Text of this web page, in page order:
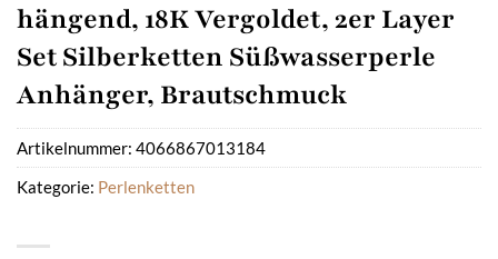
hängend, 18K Vergoldet, 2er Layer
Set Silberketten Süßwasserperle
Anhänger, Brautschmuck
Artikelnummer: 4066867013184
Kategorie: Perlenketten